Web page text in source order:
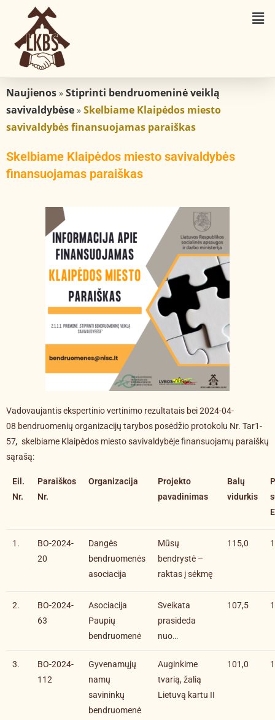
Naujienos » Stiprinti bendruomeninė veiklą
savivaldybėse » Skelbiame Klaipėdos miesto
savivaldybės finansuojamas paraiškas
Skelbiame Klaipėdos miesto savivaldybės
finansuojamas paraiškas
Vadovaujantis ekspertinio vertinimo rezultatais bei 2024-04-
08 bendruomenių organizacijų tarybos posėdžio protokolu Nr. Tar1-
57, skelbiame Klaipėdos miesto savivaldybėje finansuojamų paraiškų
sąrašą:
Eil.
Nr.
Paraiškos
Nr.
Organizacija
Projekto
pavadinimas
Balų
vidurkis
1.
BO-2024-
20
Dangės
bendruomenės
asociacija
Mūsų
bendrystė –
raktas į sėkmę
115,0
2.
BO-2024-
63
Asociacija
Paupių
bendruomenė
Sveikata
prasideda
nuo…
107,5
3.
BO-2024-
112
Gyvenamųjų
namų
savininkų
bendruomenė
Auginkime
tvarią, žalią
Lietuvą kartu II
101,0